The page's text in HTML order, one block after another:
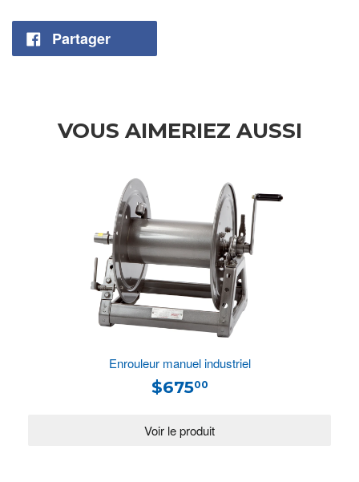
Partager
VOUS AIMERIEZ AUSSI
Enrouleur manuel industriel
$67500